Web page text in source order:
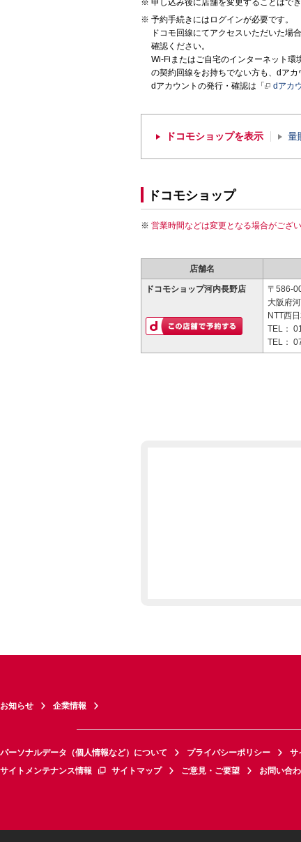
申し込み後に店舗を変更することはでき
予約手続きにはログインが必要です。
ドコモ回線にてアクセスいただいた場
確認ください。
Wi-Fiまたはご自宅のインターネット
の契約回線をお持ちでない方も、dアカ
dアカウントの発行・確認は「
dアカ
ドコモショップを表示 量
ドコモショップ
営業時間などは変更となる場合がござ
店舗名
ドコモショップ河内長野店
〒586-
大阪府
NTT西
TEL：
TEL：
お知らせ 企業情報
パーソナルデータ（個人情報など）について プライバシーポリシー サ
サイトメンテナンス情報
サイトマップ ご意見・ご要望 お問い合